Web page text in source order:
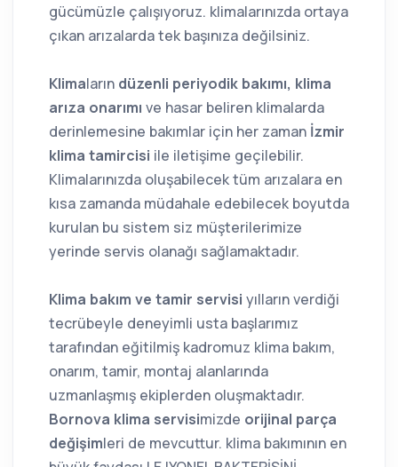
gücümüzle çalışıyoruz. klimalarınızda ortaya
çıkan arızalarda tek başınıza değilsiniz.
Klimaların düzenli periyodik bakımı, klima
arıza onarımı ve hasar beliren klimalarda
derinlemesine bakımlar için her zaman İzmir
klima tamircisi ile iletişime geçilebilir.
Klimalarınızda oluşabilecek tüm arızalara en
kısa zamanda müdahale edebilecek boyutda
kurulan bu sistem siz müşterilerimize
yerinde servis olanağı sağlamaktadır.
Klima bakım ve tamir servisi yılların verdiği
tecrübeyle deneyimli usta başlarımız
tarafından eğitilmiş kadromuz klima bakım,
onarım, tamir, montaj alanlarında
uzmanlaşmış ekiplerden oluşmaktadır.
Bornova klima servisimizde orijinal parça
değişimleri de mevcuttur. klima bakımının en